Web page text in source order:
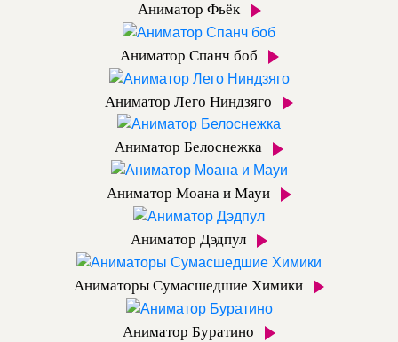
Аниматор Фьёк
Аниматор Спанч боб
Аниматор Лего Ниндзяго
Аниматор Белоснежка
Аниматор Моана и Мауи
Аниматор Дэдпул
Аниматоры Сумасшедшие Химики
Аниматор Буратино